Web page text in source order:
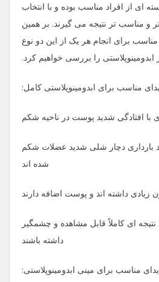
ای از افراد مناسب بوده و با انتخاب
و مناسب تر نتیجه می گیرند. بر همین
برای انجام هر یک از این دو نوع
ابدومینوپلاستی را بررسی خواهیم کرد.
مناسب برای ابدومینوپلاستی کامل:
با افتادگی شدید پوست در ناحیه شکم
بارداری دچار شلی شدید عضلات شکم
شده‌ اند
زیادی داشته ‌اند و پوست اضافه دارند
نتیجه ‌ای کاملاً قابل‌ مشاهده و چشمگیر
داشته باشند
مناسب برای مینی ابدومینوپلاستی: